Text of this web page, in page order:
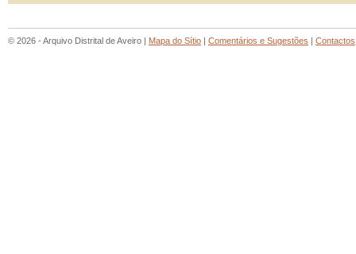
© 2026 - Arquivo Distrital de Aveiro | Mapa do Sítio | Comentários e Sugestões | Contactos